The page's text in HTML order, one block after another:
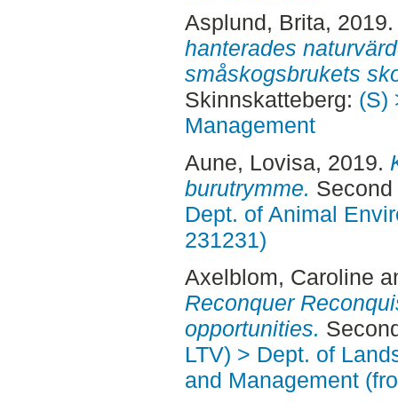
Asplund, Brita,
hanterades
småskogsbrukets
Skinnskatteberg: (S)
Management
Aune, Lovisa, 2019.
burutrymme.
Dept. of Animal
231231)
Axelblom, Caroline
Reconquer
opportunities.
LTV) > Dept. of
and Management